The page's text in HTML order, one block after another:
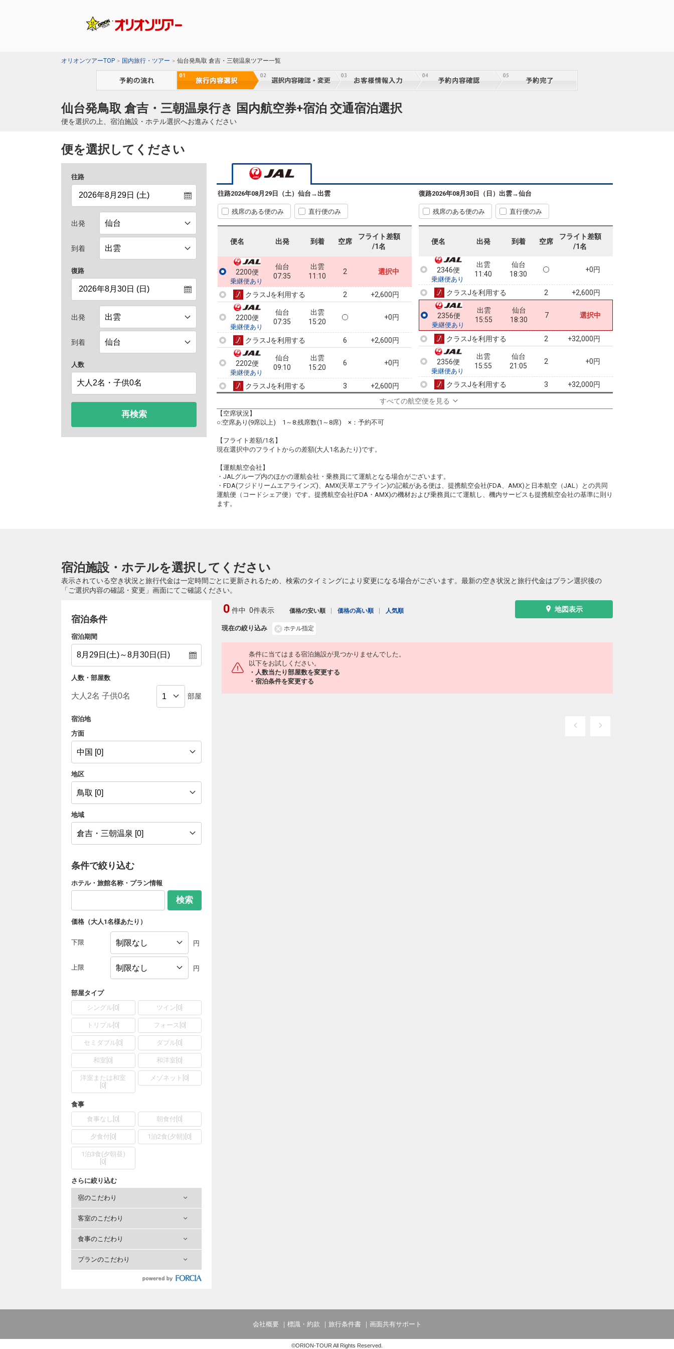
オリオンツアーTOP 国内旅行・ツアー 仙台発鳥取 倉吉・三朝温泉ツアー一覧
仙台発鳥取 倉吉・三朝温泉行き 国内航空券+宿泊 交通宿泊選択
便を選択の上、宿泊施設・ホテル選択へお進みください
便を選択してください
往路
出発
到着
復路
出発
到着
人数
再検索
往路2026年08月29日（土） 仙台 →出雲
残席のある便のみ 直行便のみ
便名 出発 到着 空席
フライト差額
/1名
2200便
乗継便あり
仙台
07:35
出雲
11:10
2 選択中
クラスJを利用する 2 +2,600円
2200便
乗継便あり
仙台
07:35
出雲
15:20
+0円
クラスJを利用する 6 +2,600円
2202便
乗継便あり
仙台
09:10
出雲
15:20
6 +0円
クラスJを利用する 3 +2,600円
2204便
乗継便あり
+0円
2204便
乗継便あり
仙台
出雲
7
クラスJを利用する 3 +17,300円
2206便
仙台
出雲
+0円
2210便
乗継便あり
15:35
18:55
+0円
2212便
乗継便あり
16:10
18:55
復路2026年08月30日（日） 出雲→仙台
残席のある便のみ 直行便のみ
便名 出発 到着 空席
フライト差額
/1名
2346便
乗継便あり
出雲
11:40
仙台
15:05
クラスJを利用する 4
2346便
11:40
16:45
+0円
2346便
乗継便あり
出雲
11:40
仙台
18:30
+0円
クラスJを利用する 2 +2,600円
2356便
乗継便あり
出雲
15:55
仙台
18:30
7 選択中
クラスJを利用する 2 +32,000円
2356便
乗継便あり
出雲
15:55
仙台
21:05
2 +0円
クラスJを利用する 3 +32,000円
すべての航空便を見る
【空席状況】
○:空席あり(9席以上) 1～8:残席数(1～8席) ×：予約不可
【フライト差額/1名】
現在選択中のフライトからの差額(大人1名あたり)です。
【運航航空会社】
・JALグループ内のほかの運航会社・乗務員にて運航となる場合がございます。
・FDA(フジドリームエアラインズ)、AMX(天草エアライン)の記載がある便は、提携航空会社(FDA、AMX)と日本航空（JAL）との共同
運航便（コードシェア便）です。提携航空会社(FDA・AMX)の機材および乗務員にて運航し、機内サービスも提携航空会社の基準に則り
ます。
宿泊施設・ホテルを選択してください
表示されている空き状況と旅行代金は一定時間ごとに更新されるため、検索のタイミングにより変更になる場合がございます。最新の空き状況と旅行代金はプラン選択後の
「ご選択内容の確認・変更」画面にてご確認ください。
宿泊条件
宿泊期間
人数・部屋数
部屋
宿泊地
方面
地区
地域
条件で絞り込む
ホテル・旅館名称・プラン情報
検索
価格（大人1名様あたり）
下限 円
上限 円
部屋タイプ
シングル 0 ツイン 0
トリプル 0 フォース 0]
セミダブル[ 0] ダブル 0
和室 0 和洋室 0
洋室または和室
0
メゾネット 0
食事
食事なし 0 朝食付 0
夕食付 0] 1泊2食(夕朝) 0
1泊3食(夕朝昼)
0
さらに絞り込む
宿のこだわり
客室のこだわり
食事のこだわり
プランのこだわり
地図表示
現在の絞り込み ホテル指定
0 件中 0件表示 価格の安い順 価格の高い順 人気順
条件に当てはまる宿泊施設が見つかりませんでした。
以下をお試しください。
・人数当たり部屋数を変更する
・宿泊条件を変更する
会社概要 標識・約款 旅行条件書 画面共有サポート
©ORION-TOUR All Rights Reserved.